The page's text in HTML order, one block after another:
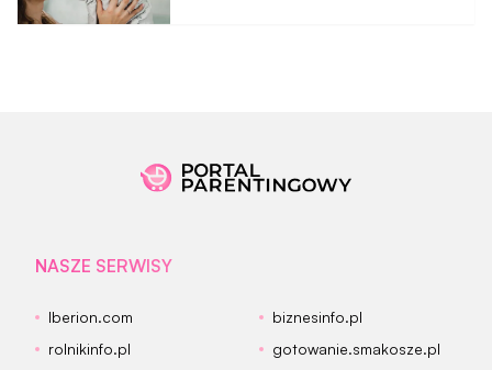
NASZE SERWISY
Iberion.com
biznesinfo.pl
rolnikinfo.pl
gotowanie.smakosze.pl